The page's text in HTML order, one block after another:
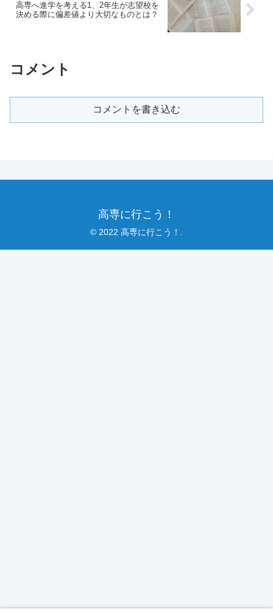
高専へ進学を考える1、2年生が志望校を
決める際に偏差値より大切なものとは？
コメント
コメントを書き込む
高専に行こう！
© 2022 高専に行こう！.